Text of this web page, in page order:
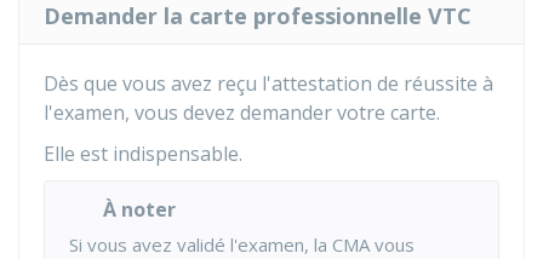
Demander la carte professionnelle VTC
Dès que vous avez reçu l'attestation de réussite à
l'examen, vous devez demander votre carte.
Elle est indispensable.
À noter
Si vous avez validé l'examen, la CMAvous